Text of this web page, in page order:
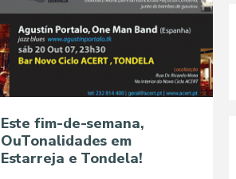
Este fim-de-semana,
OuTonalidades em
Estarreja e Tondela!